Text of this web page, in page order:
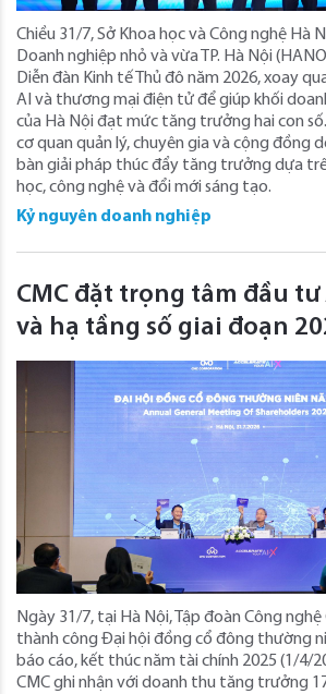
Chiều 31/7, Sở Khoa học và Công nghệ Hà
Doanh nghiệp nhỏ và vừa TP. Hà Nội
Diễn đàn Kinh tế Thủ đô năm 2026, xoay
AI và thương mại điện tử để giúp khối
của Hà Nội đạt mức tăng trưởng hai con
cơ quan quản lý, chuyên gia và cộng đồng
bàn giải pháp thúc đẩy tăng trưởng dựa
học, công nghệ và đổi mới sáng tạo.
Kỷ nguyên doanh nghiệp
CMC đặt trọng tâm đầu tư
và hạ tầng số giai đoạn
Ngày 31/7, tại Hà Nội, Tập đoàn Công
thành công Đại hội đồng cổ đông thường
báo cáo, kết thúc năm tài chính 2025 (1/4/
CMC ghi nhận với doanh thu tăng trưởng